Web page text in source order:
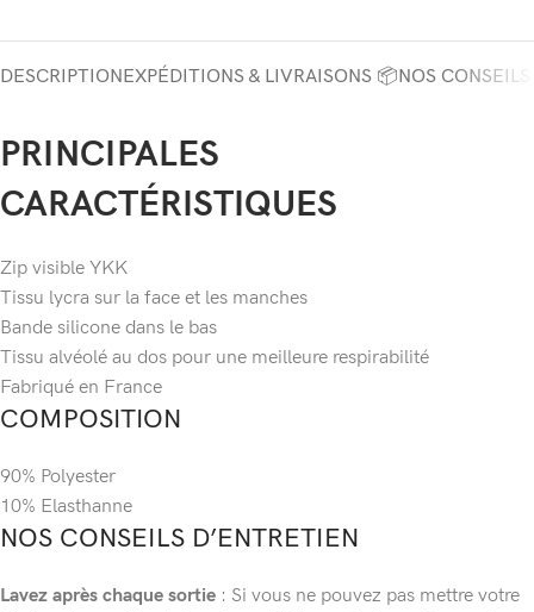
DESCRIPTIONEXPÉDITIONS & LIVRAISONS 📦NOS
PRINCIPALES
CARACTÉRISTIQUES
Zip visible YKK
Tissu lycra sur la face et les manches
Bande silicone dans le bas
Tissu alvéolé au dos pour une meilleure respirabilité
Fabriqué en France
COMPOSITION
90% Polyester
10% Elasthanne
NOS CONSEILS D’ENTRETIEN
Lavez après chaque sortie : Si vous ne pouvez pas mettre votre